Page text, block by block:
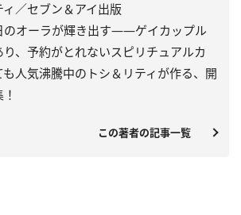
／セブン＆アイ出版
のオーラが輝き出す――ゲイカップル
、予約がとれないスピリチュアルカ
人気沸騰中のトシ＆リティが作る、開
この著者の記事一覧